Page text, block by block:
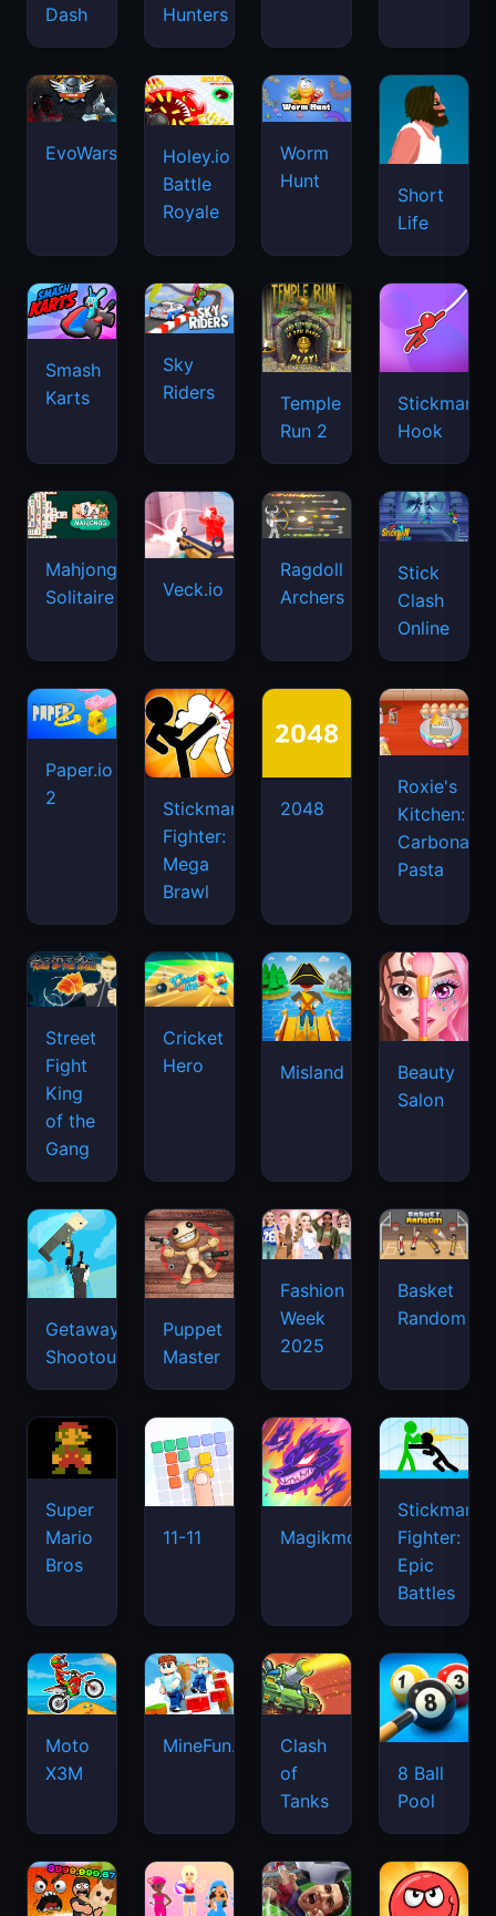
Dash
Hunters
EvoWars.io
Holey.io
Battle
Royale
Worm
Hunt
Short
Life
Smash
Karts
Sky
Riders
Temple
Run 2
Stickman
Hook
Mahjongg
Solitaire
Veck.io
Ragdoll
Archers
Stick
Clash
Online
Paper.io
2
Stickman
Fighter:
Mega
Brawl
2048
Roxie's
Kitchen:
Carbonara
Pasta
Street
Fight
King
of the
Gang
Cricket
Hero
Misland
Beauty
Salon
Getaway
Shootout
Puppet
Master
Fashion
Week
2025
Basket
Random
Super
Mario
Bros
11-11 Magikmon
Stickman
Fighter:
Epic
Battles
Moto
X3M
MineFun.io
Clash
of
Tanks
8 Ball
Pool